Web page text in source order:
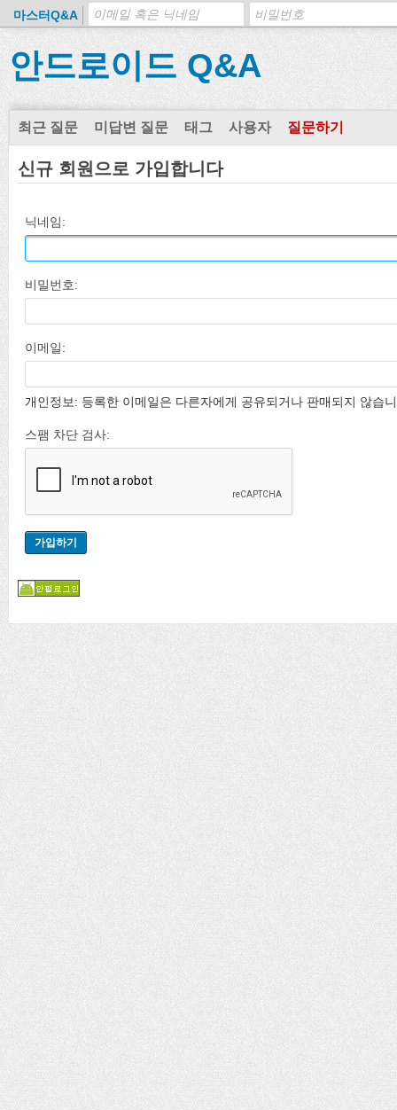
마스터Q&A
안드로이드 Q&A
최근 질문 미답변 질문 태그 사용자 질문하기
신규 회원으로 가입합니다
닉네임:
비밀번호:
이메일:
개인정보: 등록한 이메일은 다른자에게 공유되거나 판매되지 않습
스팸 차단 검사: